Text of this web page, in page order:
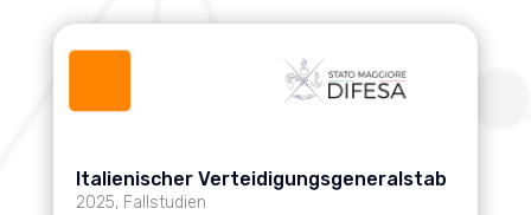
Italienischer Verteidigungsgeneralstab
2025, Fallstudien